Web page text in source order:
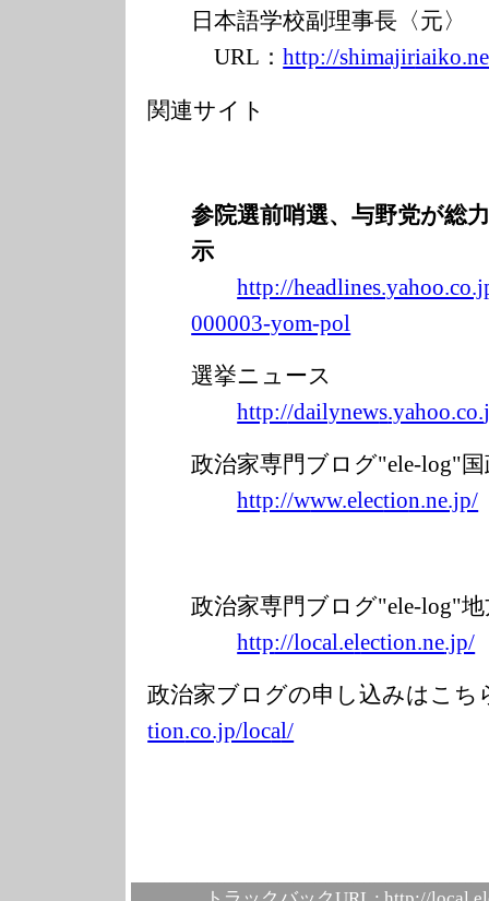
日本語学校副理事長〈元〉
URL：http://shimajir
関連サイト
参院選前哨選、与野党が総
示
http://headline
000003-yom-pol
選挙ニュース
http://dailynews.yahoo.co.
政治家専門ブログ"ele-log"
http://www.election.ne.jp/
政治家専門ブログ"ele-log"
http://local.election.ne.jp/
政治家ブログの申し込みはこ
tion.co.jp/local/